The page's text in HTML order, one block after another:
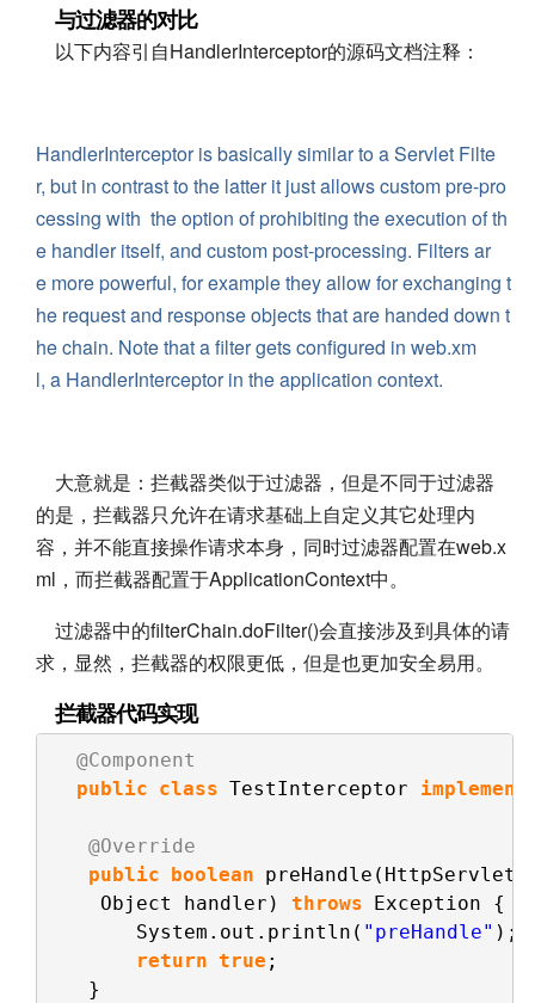
与过滤器的对比
以下内容引自HandlerInterceptor的源码文档注释：
HandlerInterceptor is basically similar to a Servlet Filte
r, but in contrast to the latter it just allows custom pre-pro
cessing with the option of prohibiting the execution of th
e handler itself, and custom post-processing. Filters ar
e more powerful, for example they allow for exchanging t
he request and response objects that are handed down t
he chain. Note that a filter gets configured in web.xm
l, a HandlerInterceptor in the application context.
大意就是：拦截器类似于过滤器，但是不同于过滤器
的是，拦截器只允许在请求基础上自定义其它处理内
容，并不能直接操作请求本身，同时过滤器配置在web.x
ml，而拦截器配置于ApplicationContext中。
过滤器中的filterChain.doFilter()会直接涉及到具体的请
求，显然，拦截器的权限更低，但是也更加安全易用。
拦截器代码实现
@Component
public class TestInterceptor
@Override
public boolean
Object handler) throws Exception {
System.out.println( "preHandle" );
return true ;
}